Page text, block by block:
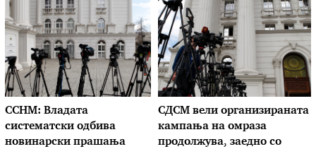
ССНМ: Владата
систематски одбива
новинарски прашања
СДСМ вели организираната
кампања на омраза
продолжува, заедно со